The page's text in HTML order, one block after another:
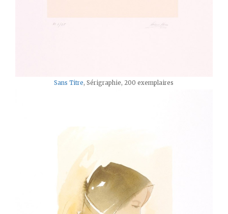
Sans Titre, Sérigraphie, 200 exemplaires